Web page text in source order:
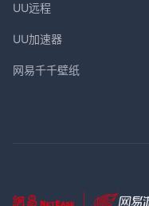
UU远程
UU加速器
网易千千壁纸